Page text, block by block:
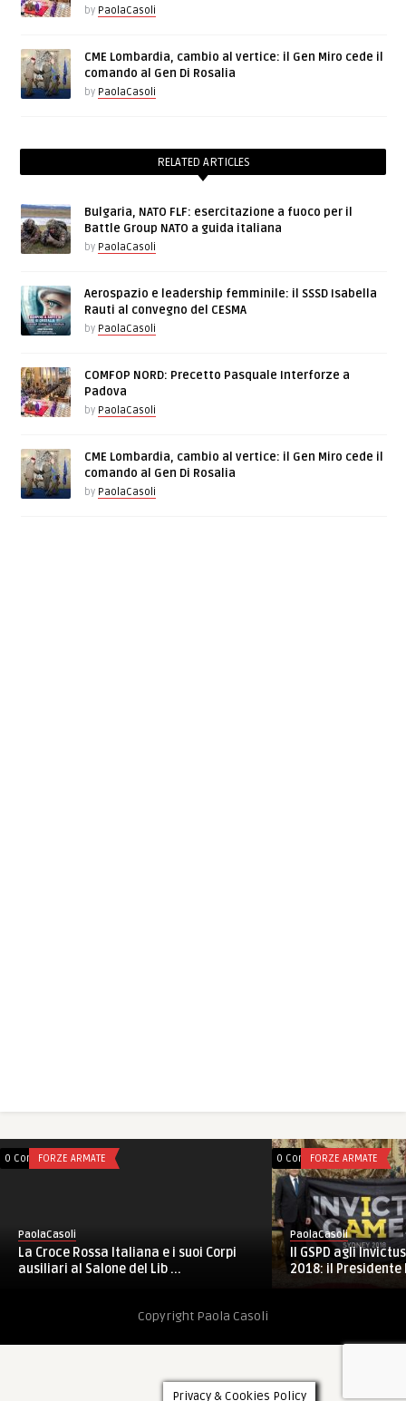
by PaolaCasoli
CME Lombardia, cambio al vertice: il Gen Miro cede il
comando al Gen Di Rosalia
by PaolaCasoli
RELATED ARTICLES
Bulgaria, NATO FLF: esercitazione a fuoco per il
Battle Group NATO a guida italiana
by PaolaCasoli
Aerospazio e leadership femminile: il SSSD Isabella
Rauti al convegno del CESMA
by PaolaCasoli
COMFOP NORD: Precetto Pasquale Interforze a
Padova
by PaolaCasoli
CME Lombardia, cambio al vertice: il Gen Miro cede il
comando al Gen Di Rosalia
by PaolaCasoli
0 CommentsFORZE ARMATE
PaolaCasoli
La Croce Rossa Italiana e i suoi Corpi
ausiliari al Salone del Lib ...
0 CommentsFORZE ARMATE
PaolaCasoli
Il GSPD agli
2018: il
Copyright Paola Casoli
Privacy & Cookies Policy